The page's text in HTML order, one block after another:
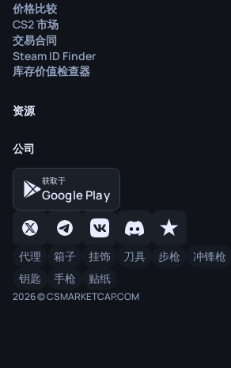
价格比较
CS2 市场
交易合同
Steam ID Finder
库存价值检查器
资源
公司
获取于
Google Play
代理 箱子 挂饰 刀具 步枪 冲锋枪
钥匙
手枪 贴纸
2026 © CSMARKETCAP.COM